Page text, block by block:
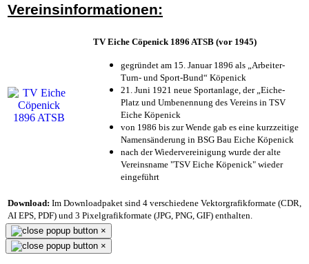
Vereinsinformationen:
TV Eiche Cöpenick 1896 ATSB (vor 1945)
gegründet am 15. Januar 1896 als „Arbeiter-
Turn- und Sport-Bund“ Köpenick
21. Juni 1921 neue Sportanlage, der „Eiche-
Platz und Umbenennung des Vereins in TSV
Eiche Köpenick
von 1986 bis zur Wende gab es eine kurzzeitige
Namensänderung in BSG Bau Eiche Köpenick
nach der Wiedervereinigung wurde der alte
Vereinsname "TSV Eiche Köpenick" wieder
eingeführt
Download: Im Downloadpaket sind 4 verschiedene Vektorgrafikformate (CDR,
AI EPS, PDF) und 3 Pixelgrafikformate (JPG, PNG, GIF) enthalten.
×
×